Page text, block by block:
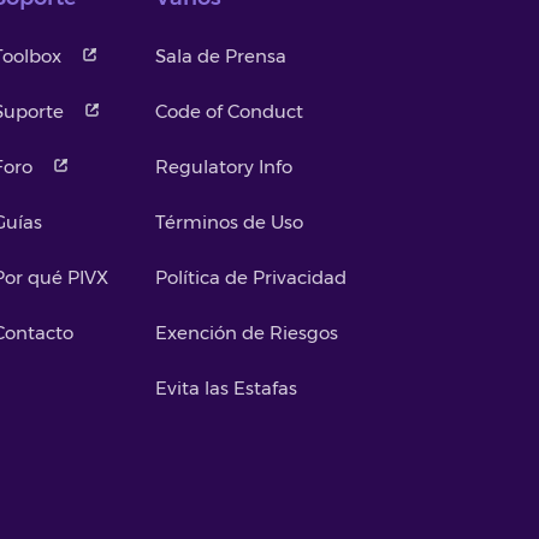
qué PIVX
Sala de Prensa
Code of Conduct
Regulatory Info
Términos de Uso
Política de Privacidad
Exención de Riesgos
Evita las Estafas